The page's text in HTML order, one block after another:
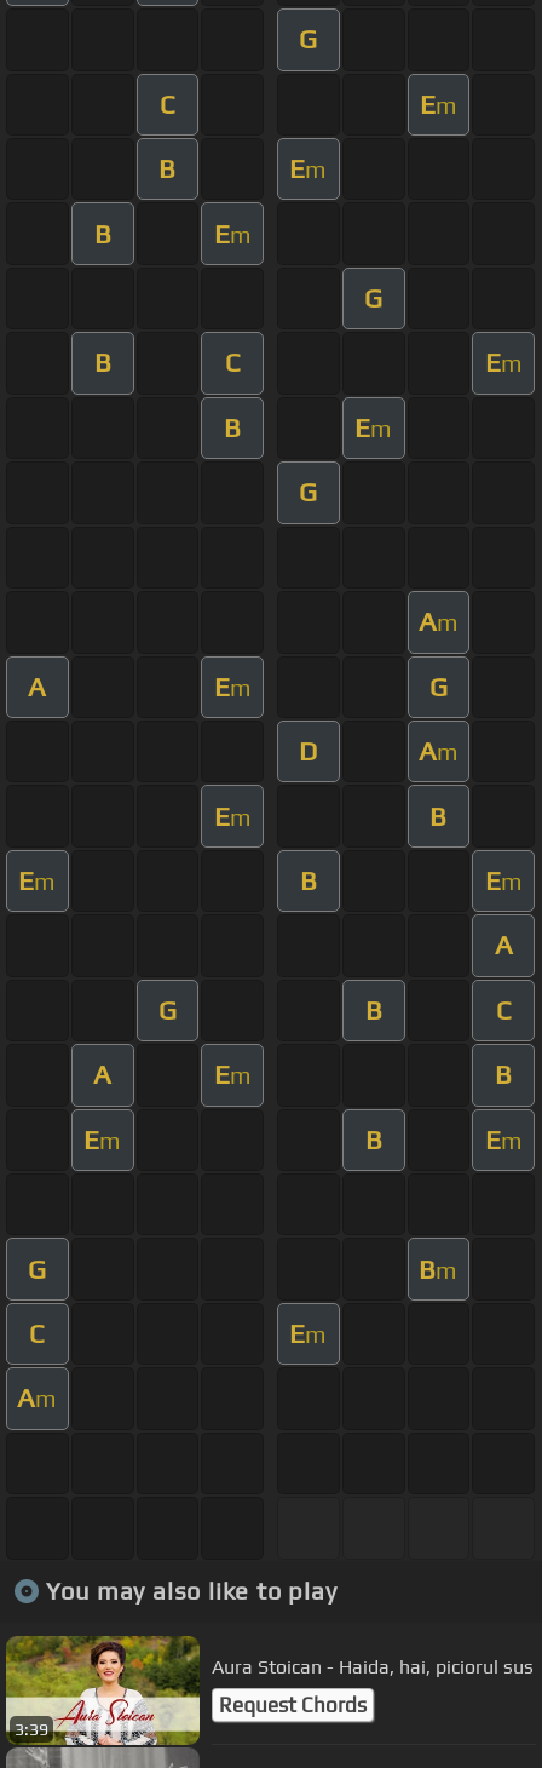
G
C Em
B Em
B Em
G
B C Em
B Em
G
Am
A Em G
D Am
Em B
Em B Em
A
G B C
A Em B
Em B Em
G Bm
C Em
Am
You may also like to play
3:39
Aura Stoican - Haida, hai, piciorul sus
Request Chords